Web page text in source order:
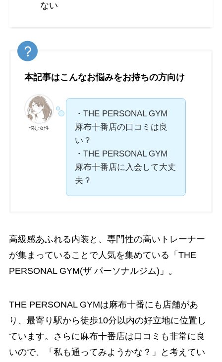
ない
本記事はこんなお悩みをお持ちの方向け
悩む女性
・THE PERSONAL GYM
麻布十番店の口コミは良
い？
・THE PERSONAL GYM
麻布十番店に入会して大丈
夫？
高級感あふれる内装と、専門性の高いトレーナー
が集まっていることで人気を集めている「THE
PERSONAL GYM(ザ パーソナルジム)」。
THE PERSONAL GYMは麻布十番にも店舗があ
り、最寄り駅から徒歩10分以内の好立地に位置し
ています。さらに麻布十番店は口コミも非常に良
いので、「私も通ってみようかな？」と考えてい